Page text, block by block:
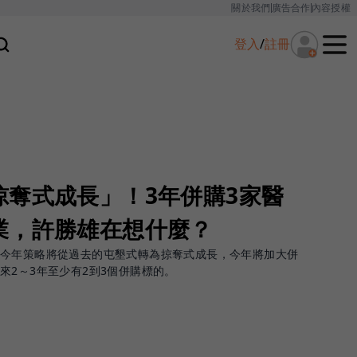
關於我們廣告合作內容授權
登入/註冊
式成長」！3年併購3家醫
許勝雄在想什麼？
年策略將從過去的屯墾式轉為掠奪式成長，今年將加大併
2～3年至少有2到3個併購標的。